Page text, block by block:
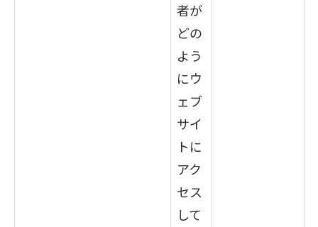
者が
どの
よう
にウ
ェブ
サイ
トに
アク
セス
して